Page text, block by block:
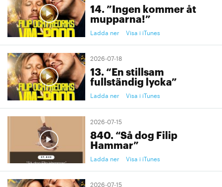
14. ”Ingen kommer åt
mupparna!”
Ladda ner Visa i iTunes
2026-07-18
13. “En stillsam
fullständig lycka”
Ladda ner Visa i iTunes
2026-07-15
840. “Så dog Filip
Hammar”
Ladda ner Visa i iTunes
2026-07-15